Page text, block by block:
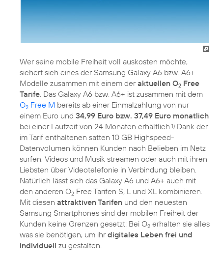
Wer seine mobile Freiheit voll auskosten möchte,
sichert sich eines der Samsung Galaxy A6 bzw. A6+
Modelle zusammen mit einem deraktuellen O2 Free
Tarife. Das Galaxy A6 bzw. A6+ ist zusammen mit dem
O2 Free M bereits ab einer Einmalzahlung von nur
einem Euro und 34,99 Euro bzw. 37,49 Euro monatlich
bei einer Laufzeit von 24 Monaten erhältlich.1) Dank der
im Tarif enthaltenen satten 10 GB Highspeed-
Datenvolumen können Kunden nach Belieben im Netz
surfen, Videos und Musik streamen oder auch mit ihren
Liebsten über Videotelefonie in Verbindung bleiben.
Natürlich lässt sich das Galaxy A6 und A6+ auch mit
den anderen O2 Free Tarifen S, L und XL kombinieren.
Mit diesen attraktiven Tarifen und den neuesten
Samsung Smartphones sind der mobilen Freiheit der
Kunden keine Grenzen gesetzt: Bei O2 erhalten sie alles
was sie benötigen, um ihrdigitales Leben frei und
individuell zu gestalten.